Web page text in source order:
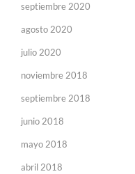
septiembre 2020
agosto 2020
julio 2020
noviembre 2018
septiembre 2018
junio 2018
mayo 2018
abril 2018